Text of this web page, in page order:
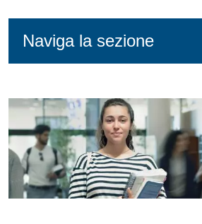
Naviga la sezione